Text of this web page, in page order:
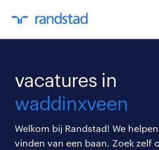
vacatures in
waddinxveen
Welkom bij Randstad! We
vinden van een baan. Zoek zelf